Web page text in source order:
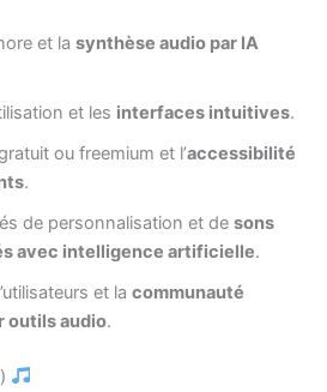
et lasynthèse audio par IA
et les interfaces intuitives.
ou freemium et l’accessibilité
.
de personnalisation et desons
avec intelligence artificielle.
et lacommunauté
outils audio.